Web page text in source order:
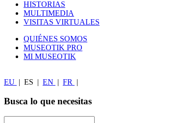
HISTORIAS
MULTIMEDIA
VISITAS VIRTUALES
QUIÉNES SOMOS
MUSEOTIK PRO
MI MUSEOTIK
EU ES EN FR
Busca lo que necesitas